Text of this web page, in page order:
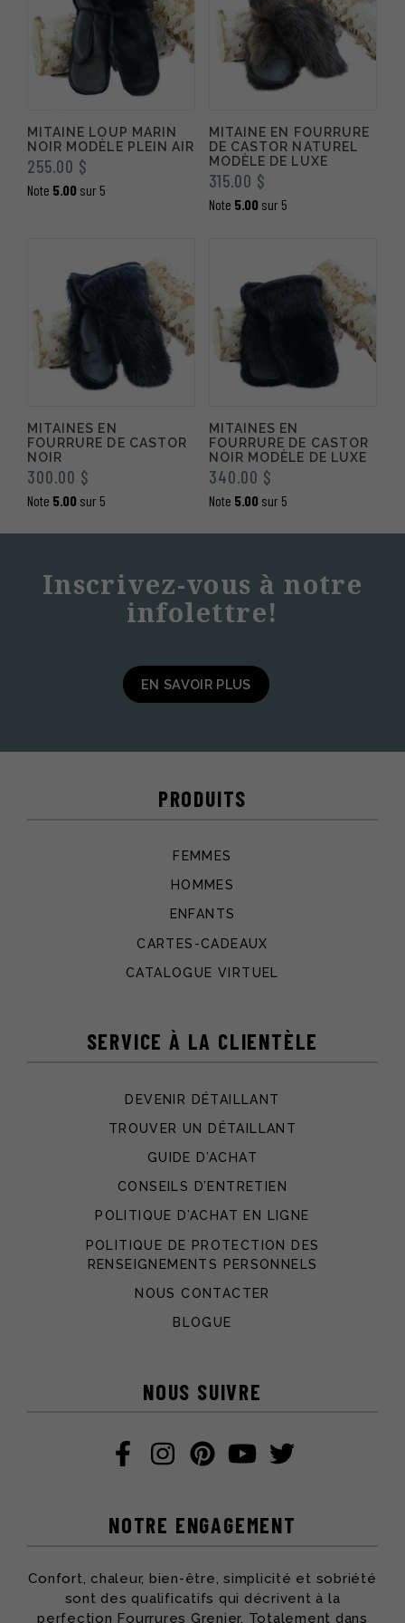
MITAINE LOUP MARIN
NOIR MODÈLE PLEIN AIR
255.00 $
Note 5.00 sur 5
MITAINE EN FOURRURE
DE CASTOR NATUREL
MODÈLE DE LUXE
315.00 $
Note 5.00sur 5
MITAINES EN
FOURRURE DE CASTOR
NOIR
300.00 $
Note 5.00 sur 5
MITAINES EN
FOURRURE DE CASTOR
NOIR MODÈLE DE LUXE
340.00 $
Note 5.00sur 5
Inscrivez-vous à notre
infolettre!
EN SAVOIR PLUS
PRODUITS
FEMMES
HOMMES
ENFANTS
CARTES-CADEAUX
CATALOGUE VIRTUEL
SERVICE À LA CLIENTÈLE
DEVENIR DÉTAILLANT
TROUVER UN DÉTAILLANT
GUIDE D’ACHAT
CONSEILS D’ENTRETIEN
POLITIQUE D’ACHAT EN LIGNE
POLITIQUE DE PROTECTION DES
RENSEIGNEMENTS PERSONNELS
NOUS CONTACTER
BLOGUE
NOUS SUIVRE
NOTRE ENGAGEMENT
Confort, chaleur, bien-être, simplicité et sobriété
sont des qualificatifs qui décrivent à la
perfection Fourrures Grenier. Totalement dans